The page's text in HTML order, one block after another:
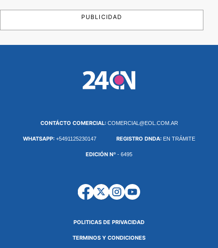
PUBLICIDAD
CONTÁCTO COMERCIAL: COMERCIAL@EOL.COM.AR
WHATSAPP: +5491125230147 REGISTRO DNDA: EN TRÁMITE
EDICIÓN Nº - 6495
POLITICAS DE PRIVACIDAD
TERMINOS Y CONDICIONES